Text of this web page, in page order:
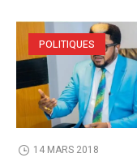
POLITIQUES
14 MARS 2018